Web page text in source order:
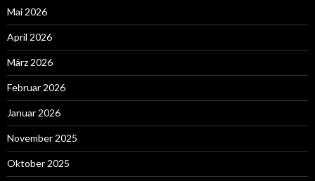
Mai 2026
April 2026
März 2026
Februar 2026
Januar 2026
November 2025
Oktober 2025